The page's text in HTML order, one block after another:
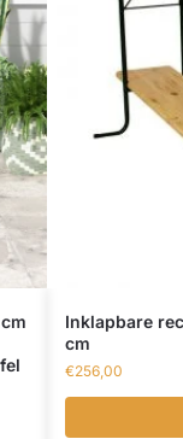
Inklapbare
cm
€256,00